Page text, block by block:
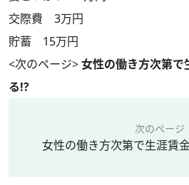
交際費 3万円
貯蓄 15万円
<次のページ>女性の働き方次第で
る!?
次のページ
女性の働き方次第で生涯賃